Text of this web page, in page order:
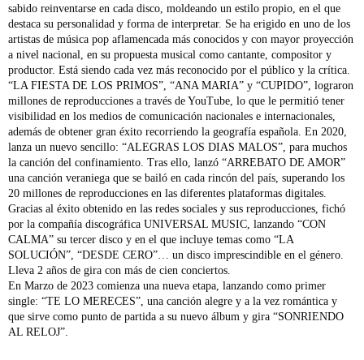
sabido reinventarse en cada disco, moldeando un estilo propio, en el que
destaca su personalidad y forma de interpretar. Se ha erigido en uno de los
artistas de música pop aflamencada más conocidos y con mayor proyección
a nivel nacional, en su propuesta musical como cantante, compositor y
productor. Está siendo cada vez más reconocido por el público y la crítica.
“LA FIESTA DE LOS PRIMOS”, “ANA MARIA” y “CUPIDO”, lograron
millones de reproducciones a través de YouTube, lo que le permitió tener
visibilidad en los medios de comunicación nacionales e internacionales,
además de obtener gran éxito recorriendo la geografía española. En 2020,
lanza un nuevo sencillo: “ALEGRAS LOS DIAS MALOS”, para muchos
la canción del confinamiento. Tras ello, lanzó “ARREBATO DE AMOR”
una canción veraniega que se bailó en cada rincón del país, superando los
20 millones de reproducciones en las diferentes plataformas digitales.
Gracias al éxito obtenido en las redes sociales y sus reproducciones, fichó
por la compañía discográfica UNIVERSAL MUSIC, lanzando “CON
CALMA” su tercer disco y en el que incluye temas como “LA
SOLUCIÓN”, “DESDE CERO”… un disco imprescindible en el género.
Lleva 2 años de gira con más de cien conciertos.
En Marzo de 2023 comienza una nueva etapa, lanzando como primer
single: “TE LO MERECES”, una canción alegre y a la vez romántica y
que sirve como punto de partida a su nuevo álbum y gira “SONRIENDO
AL RELOJ”.